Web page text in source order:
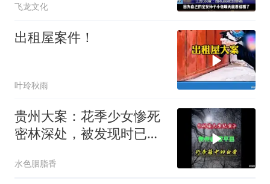
飞龙文化
出租屋案件！
叶玲秋雨
贵州大案：花季少女惨死
密林深处，被发现时已成
水色胭脂香